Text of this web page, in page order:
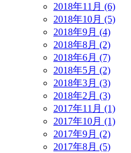
2018年11月 (6)
2018年10月 (5)
2018年9月 (4)
2018年8月 (2)
2018年6月 (7)
2018年5月 (2)
2018年3月 (3)
2018年2月 (3)
2017年11月 (1)
2017年10月 (1)
2017年9月 (2)
2017年8月 (5)